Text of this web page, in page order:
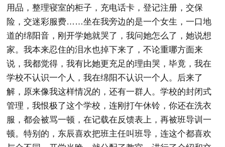
用品，整理寝室的柜子，充电话卡，登记注册，交保
险，交迷彩服费……坐在我旁边的是一个女生，一口地
道的绵阳音，刚开学她就哭了，我问她怎么了，她说想
家。我本来忍住的泪水也掉下来了，不论重哪方面来
说，我都觉得，我有比她更充足的理由哭，毕竟，我在
学校不认识一个人，我在绵阳不认识一个人。后来了
解，原来像我这样情况的，还有一群人。学校的封闭式
管理，我恨极了这个学校，连刚打午休铃，你还在洗衣
服，都会被骂一顿，在记载在反馈表上，再被班导训一
顿。特别的，东辰喜欢把班主任叫班导，连这个都喜欢